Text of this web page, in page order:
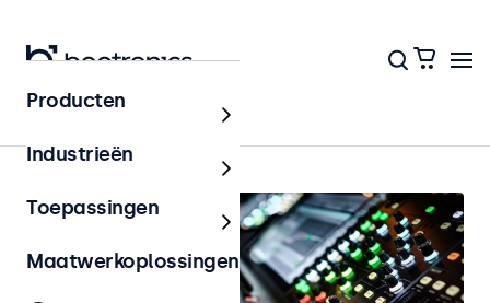
AV & Broadcasting
Producten
Industrieën
Toepassingen
Maatwerkoplossingen